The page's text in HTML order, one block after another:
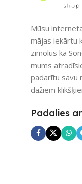
Mūsu
mājas iekārtu
zīmolus kā
mums
padarītu savu
dažiem
Padalies